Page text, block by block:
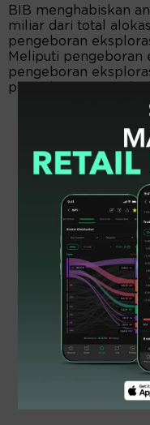
BIB menghabiskan
miliar dari total
pengeboran
Meliputi pengeboran
pengeboran
pengeboran